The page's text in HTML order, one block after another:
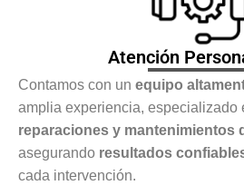
Atención
Contamos con un equipo
amplia experiencia, especializado
reparaciones y mantenimientos
asegurando resultados
cada intervención.